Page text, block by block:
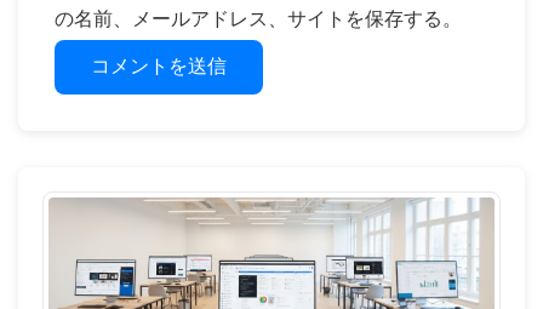
の名前、メールアドレス、サイトを保存する。